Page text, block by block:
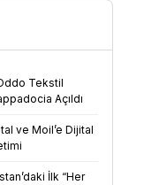
Tekstil
Açıldı
ve Moil’e Dijital
İlk “Her